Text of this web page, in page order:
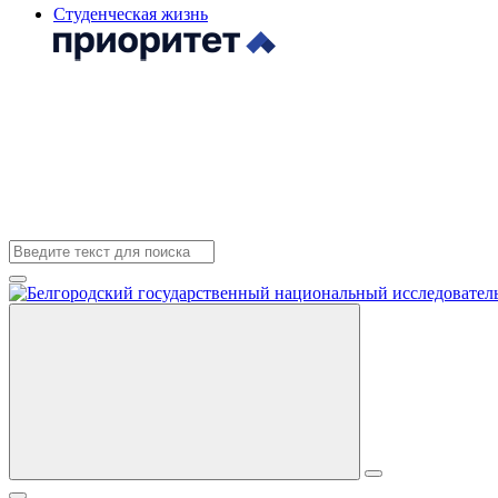
Студенческая жизнь